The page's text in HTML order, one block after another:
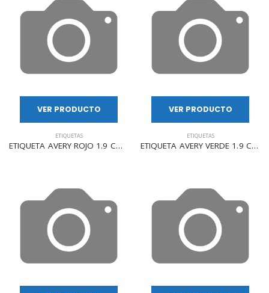
VER PRODUCTO
ETIQUETAS
ETIQUETA AVERY ROJO 1.9 CM 1008 PZAS 2107
VER PRODUCTO
ETIQUETAS
ETIQUETA AVERY VERDE 1.9 CM 1008 PZAS 2105